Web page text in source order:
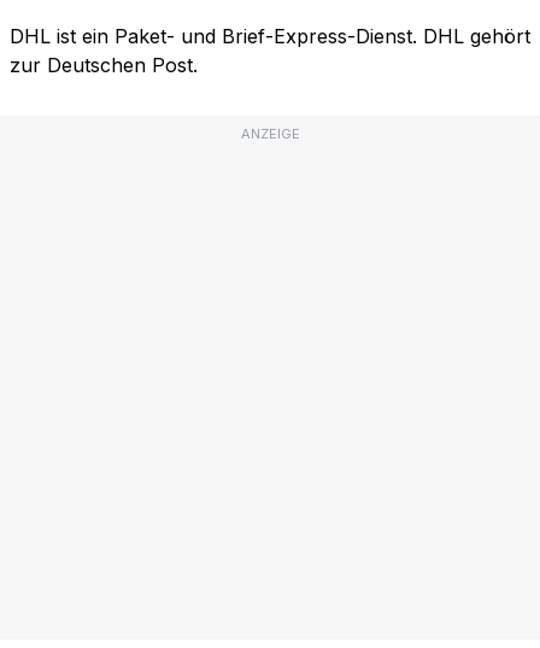
DHL ist ein Paket- und Brief-Express-Dienst. DHL gehört
zur Deutschen Post.
ANZEIGE